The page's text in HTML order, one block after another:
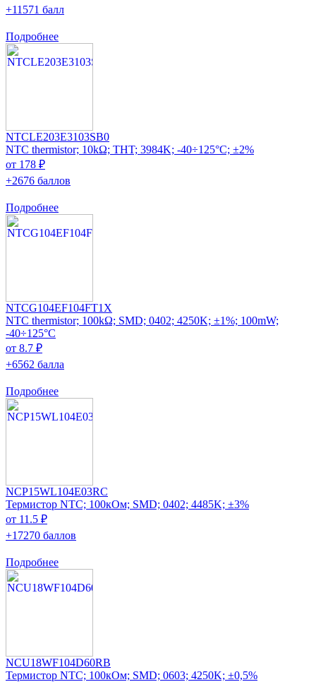
+11571 балл
Подробнее
NTCLE203E3103SB0
NTC thermistor; 10kΩ; THT; 3984K; -40÷125°C; ±2%
от 178 ₽
+2676 баллов
Подробнее
NTCG104EF104FT1X
NTC thermistor; 100kΩ; SMD; 0402; 4250K; ±1%; 100mW;
-40÷125°C
от 8.7 ₽
+6562 балла
Подробнее
NCP15WL104E03RC
Термистор NTC; 100кОм; SMD; 0402; 4485K; ±3%
от 11.5 ₽
+17270 баллов
Подробнее
NCU18WF104D60RB
Термистор NTC; 100кОм; SMD; 0603; 4250K; ±0,5%